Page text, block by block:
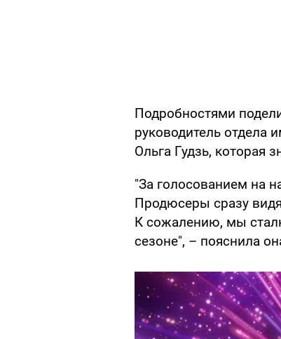
Подробностями
руководитель отдела
Ольга Гудзь, которая
"За голосованием на
Продюсеры сразу
К сожалению, мы
сезоне", – пояснила